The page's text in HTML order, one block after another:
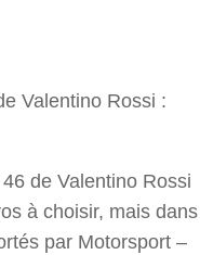
Valentino Rossi :
de Valentino Rossi
à choisir, mais dans
par Motorsport –